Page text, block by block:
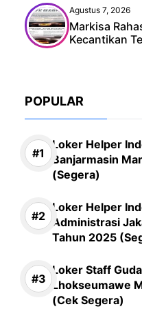
Agustus 7, 2026
Markisa
Kecantikan
POPULAR
Loker Helper
Banjarmasin
(Segera)
Loker Helper
Administrasi
Tahun 2025
Loker Staff
Lhokseumawe
(Cek Segera)